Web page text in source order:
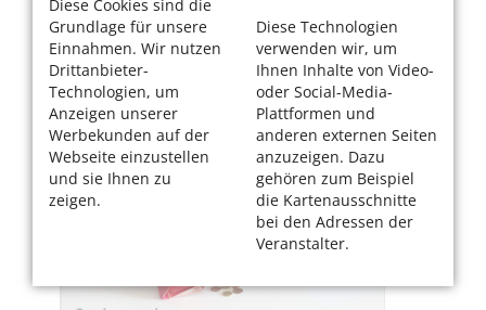
Diese Cookies sind die
Grundlage für unsere
Einnahmen. Wir nutzen
Drittanbieter-
Technologien, um
Anzeigen unserer
Werbekunden auf der
Webseite einzustellen
und sie Ihnen zu
zeigen.
Diese Technologien
verwenden wir, um
Ihnen Inhalte von Video-
oder Social-Media-
Plattformen und
anderen externen Seiten
anzuzeigen. Dazu
gehören zum Beispiel
die Kartenausschnitte
bei den Adressen der
Veranstalter.